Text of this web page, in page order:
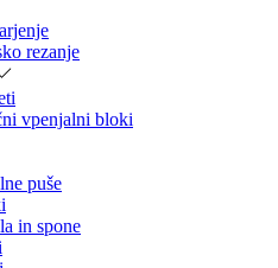
rezanje
vpenjalni bloki
puše
in spone